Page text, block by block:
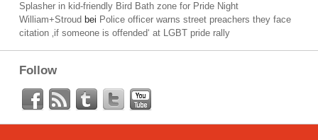
Splasher in kid-friendly Bird Bath zone for Pride Night
William+Stroud bei Police officer warns street preachers they face
citation ‚if someone is offended‘ at LGBT pride rally
Follow